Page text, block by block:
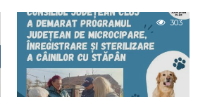
303